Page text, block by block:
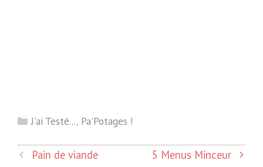
Catégories
J'ai Testé..., Pa'Potages !
Pain de viande
5 Menus Minceur